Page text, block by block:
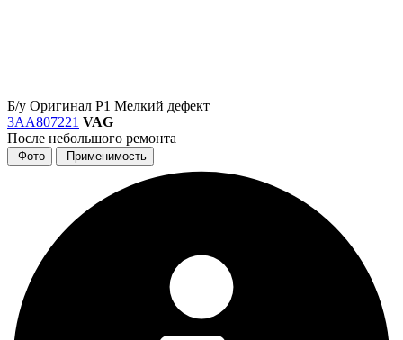
Б/у Оригинал Р1 Мелкий дефект
3AA807221 VAG
После небольшого ремонта
Фото Применимость